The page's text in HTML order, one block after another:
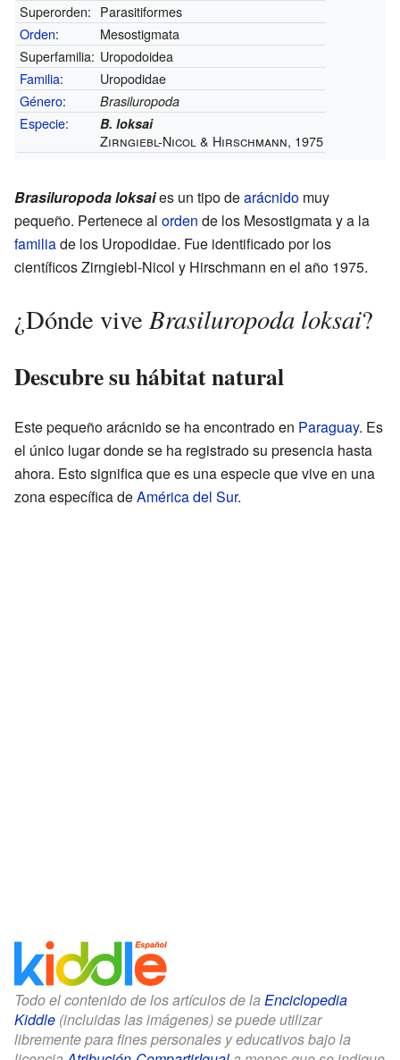
Superorden: Parasitiformes
Orden:
Mesostigmata
Superfamilia: Uropodoidea
Familia:
Uropodidae
Género: Brasiluropoda
Especie: B. loksai
Zirngiebl-Nicol & Hirschmann, 1975
Brasiluropoda loksaies un tipo dearácnido muy
pequeño. Pertenece al orden de los Mesostigmata y a la
familiade los Uropodidae. Fue identificado por los
científicos Zirngiebl-Nicol y Hirschmann en el año 1975.
¿Dónde viveBrasiluropoda loksai?
Descubre su hábitat natural
Este pequeño arácnido se ha encontrado en Paraguay. Es
el único lugar donde se ha registrado su presencia hasta
ahora. Esto significa que es una especie que vive en una
zona específica deAmérica del Sur.
Todo el contenido de los artículos de la Enciclopedia
Kiddle (incluidas las imágenes) se puede utilizar
libremente para fines personales y educativos bajo la